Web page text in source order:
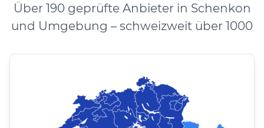
Über 190 geprüfte Anbieter in Schenkon
und Umgebung – schweizweit über 1000